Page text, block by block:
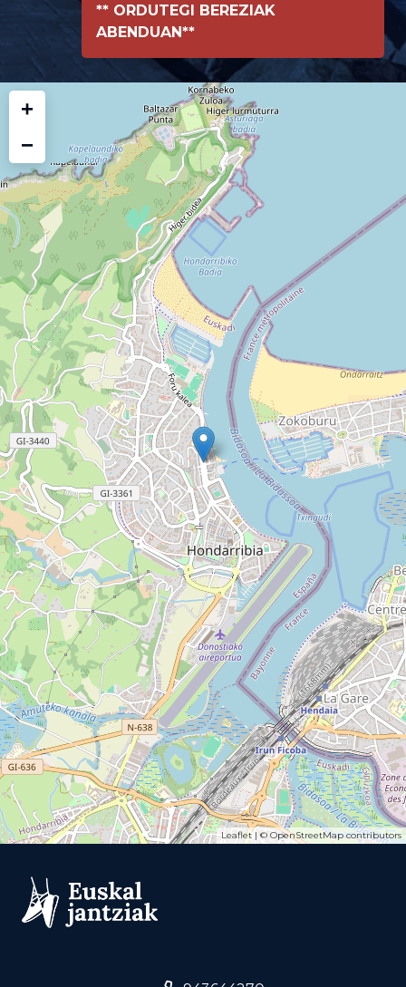
** ORDUTEGI BEREZIAK
ABENDUAN**
+
−
Leaflet| © OpenStreetMapcontributors